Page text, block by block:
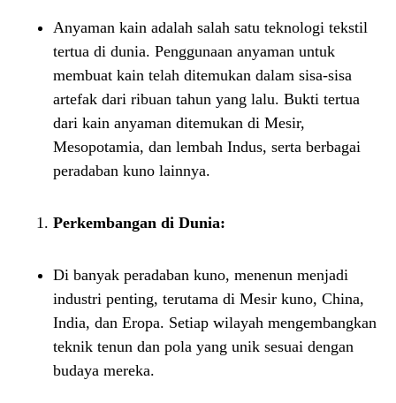
Anyaman kain adalah salah satu teknologi tekstil
tertua di dunia. Penggunaan anyaman untuk
membuat kain telah ditemukan dalam sisa-sisa
artefak dari ribuan tahun yang lalu. Bukti tertua
dari kain anyaman ditemukan di Mesir,
Mesopotamia, dan lembah Indus, serta berbagai
peradaban kuno lainnya.
Perkembangan di Dunia:
Di banyak peradaban kuno, menenun menjadi
industri penting, terutama di Mesir kuno, China,
India, dan Eropa. Setiap wilayah mengembangkan
teknik tenun dan pola yang unik sesuai dengan
budaya mereka.